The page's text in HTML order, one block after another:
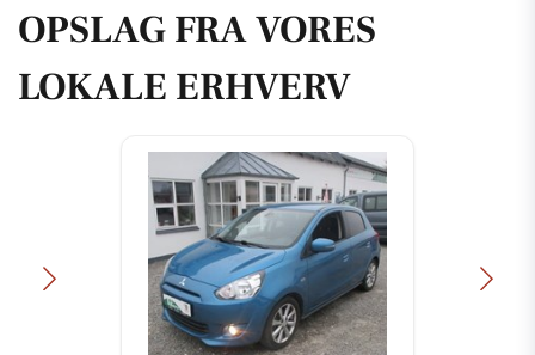
OPSLAG FRA VORES
LOKALE ERHVERV